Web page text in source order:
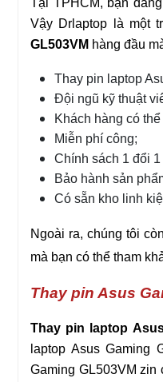
Vậy Drlaptop là một
GL503VM hàng đầu
Thay pin laptop
Đội ngũ kỹ thuật
Khách hàng có
Miễn phí công;
Chính sách 1 đổi
Bảo hành sản
Có sẵn kho linh
Ngoài ra, chúng tôi
mà bạn có thể tham
Thay pin Asus
Thay pin laptop
laptop Asus Gaming
Gaming GL503VM zin